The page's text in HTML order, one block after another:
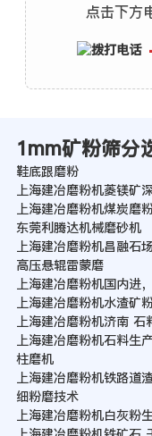
点击下方
1mm矿粉筛分
鞋底跟磨粉
上海建冶磨粉机菱镁矿
上海建冶磨粉机煤炭磨
东莞利腾达机械磨砂机
上海建冶磨粉机昌融石场
高压悬辊雷蒙磨
上海建冶磨粉机国内进
上海建冶磨粉机水渣矿
上海建冶磨粉机济南 石
上海建冶磨粉机石料生
柱磨机
上海建冶磨粉机铁路道
细粉磨技术
上海建冶磨粉机白灰粉